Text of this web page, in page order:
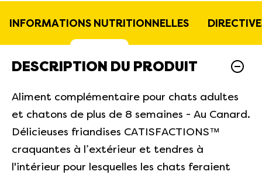
INFORMATIONS NUTRITIONNELLES
DESCRIPTION DU PRODUIT
Aliment complémentaire pour chats adultes
et chatons de plus de 8 semaines - Au Canard.
Délicieuses friandises CATISFACTIONS™
craquantes à l’extérieur et tendres à
l'intérieur pour lesquelles les chats feraient